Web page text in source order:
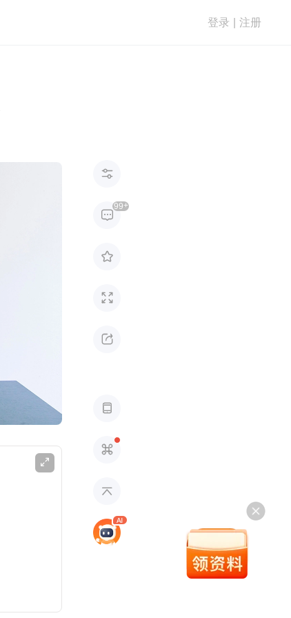
登录 注册



99+





